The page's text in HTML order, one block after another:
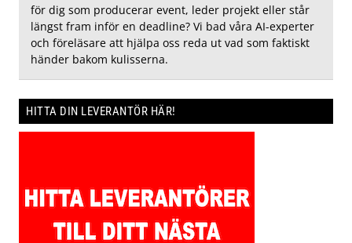
för dig som producerar event, leder projekt eller står
längst fram inför en deadline? Vi bad våra AI-experter
och föreläsare att hjälpa oss reda ut vad som faktiskt
händer bakom kulisserna.
HITTA DIN LEVERANTÖR HÄR!